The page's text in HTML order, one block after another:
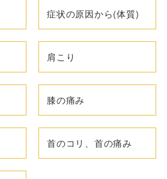
症状の原因から(体質)
肩こり
膝の痛み
首のコリ、首の痛み